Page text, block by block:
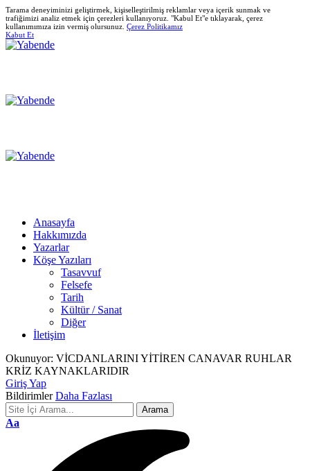
Tarama deneyiminizi geliştirmek, kişiselleştirilmiş reklamlar veya içerik sunmak ve
trafiğimizi analiz etmek için çerezleri kullanıyoruz. "Kabul Et"e tıklayarak, çerez
kullanımımıza izin vermiş olursunuz. Çerez Politikamız
Kabut Et
Anasayfa
Hakkımızda
Yazarlar
Köşe Yazıları
Tasavvuf
Felsefe
Tarih
Kültür / Sanat
Diğer
İletişim
Okunuyor: VİCDANLARINI YİTİREN CANAVAR RUHLAR
KRİZ KAYNAKLARIDIR
Giriş Yap
Bildirimler Daha Fazlası
Font
Aa